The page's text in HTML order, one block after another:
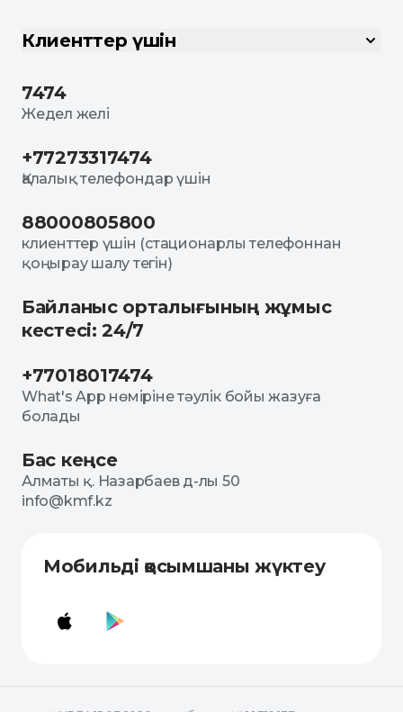
Клиенттер үшін
7474
Жедел желі
+77273317474
Қалалық телефондар үшін
88000805800
клиенттер үшін (стационарлы телефоннан
қоңырау шалу тегін)
Байланыс орталығының жұмыс
кестесі: 24/7
+77018017474
What's App нөміріне тәулік бойы жазуға
болады
Бас кеңсе
Алматы қ. Назарбаев д-лы 50
info@kmf.kz
Мобильді қосымшаны жүктеу